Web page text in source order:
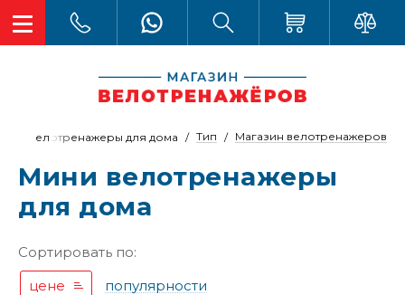
Магазин велотренажеров
Тип
велотренажеры для дома
Мини велотренажеры
для дома
Сортировать по:
цене
популярности